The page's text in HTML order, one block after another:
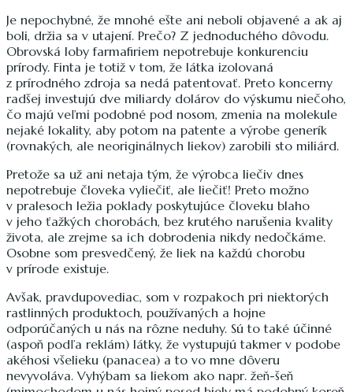
Je nepochybné, že mnohé ešte ani neboli objavené a ak aj
boli, držia sa v utajení. Prečo? Z jednoduchého dôvodu.
Obrovská loby farmafiriem nepotrebuje konkurenciu
prírody. Finta je totiž v tom, že látka izolovaná
z prírodného zdroja sa nedá patentovať. Preto koncerny
radšej investujú dve miliardy dolárov do výskumu niečoho,
čo majú veľmi podobné pod nosom, zmenia na molekule
nejaké lokality, aby potom na patente a výrobe generík
(rovnakých, ale neoriginálnych liekov) zarobili sto miliárd.
Pretože sa už ani netaja tým, že výrobca liečiv dnes
nepotrebuje človeka vyliečiť, ale liečiť! Preto možno
v pralesoch ležia poklady poskytujúce človeku blaho
v jeho ťažkých chorobách, bez krutého narušenia kvality
života, ale zrejme sa ich dobrodenia nikdy nedočkáme.
Osobne som presvedčený, že liek na každú chorobu
v prírode existuje.
Avšak, pravdupovediac, som v rozpakoch pri niektorých
rastlinných produktoch, používaných a hojne
odporúčaných u nás na rôzne neduhy. Sú to také účinné
(aspoň podľa reklám) látky, že vystupujú takmer v podobe
akéhosi všelieku (panacea) a to vo mne dôveru
nevyvoláva. Vyhýbam sa liekom ako napr. žeň-šeň